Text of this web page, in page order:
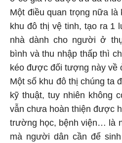
Một điều quan trọng nữa là
khu đô thị vệ tinh, tạo ra 1
nhà dành cho người ở
bình và thu nhập thấp thì
kéo được đối tượng này về
Một số khu đô thị chúng ta
kỹ thuật, tuy nhiên không
vẫn chưa hoàn thiện được
trường học, bệnh viện… là
mà người dân cần để